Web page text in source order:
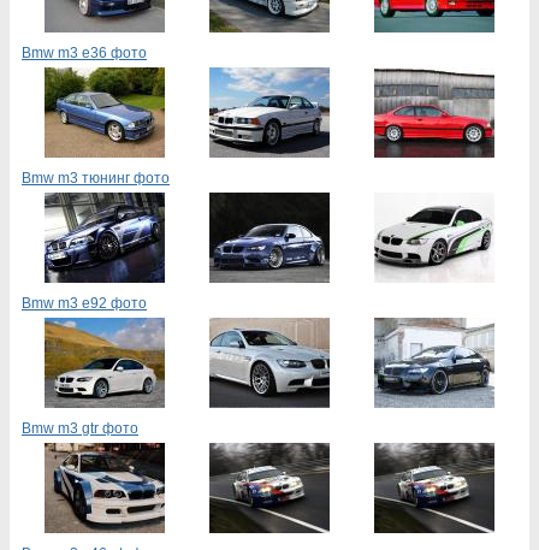
Bmw m3 e36 фото
Bmw m3 тюнинг фото
Bmw m3 e92 фото
Bmw m3 gtr фото